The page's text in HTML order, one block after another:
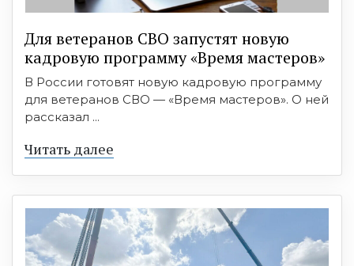
Для ветеранов СВО запустят новую
кадровую программу «Время мастеров»
В России готовят новую кадровую программу
для ветеранов СВО — «Время мастеров». О ней
рассказал ...
Читать далее